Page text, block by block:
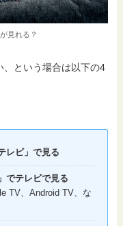
見れる？
、という場合は以下の4
レビ」で見る
でテレビで見る
TV、Android TV、な